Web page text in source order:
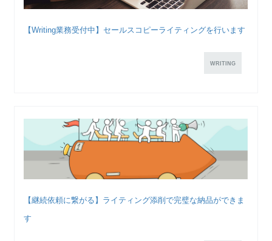
【Writing業務受付中】セールスコピーライティングを行います
WRITING
【継続依頼に繋がる】ライティング添削で完璧な納品ができま
す